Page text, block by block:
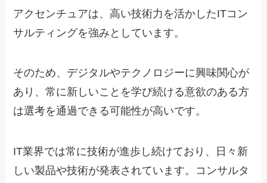
アクセンチュアは、高い技術力を活かしたITコン
サルティングを強みとしています。
そのため、デジタルやテクノロジーに興味関心が
あり、常に新しいことを学び続ける意欲のある方
は選考を通過できる可能性が高いです。
IT業界では常に技術が進歩し続けており、日々新
しい製品や技術が発表されています。コンサルタ